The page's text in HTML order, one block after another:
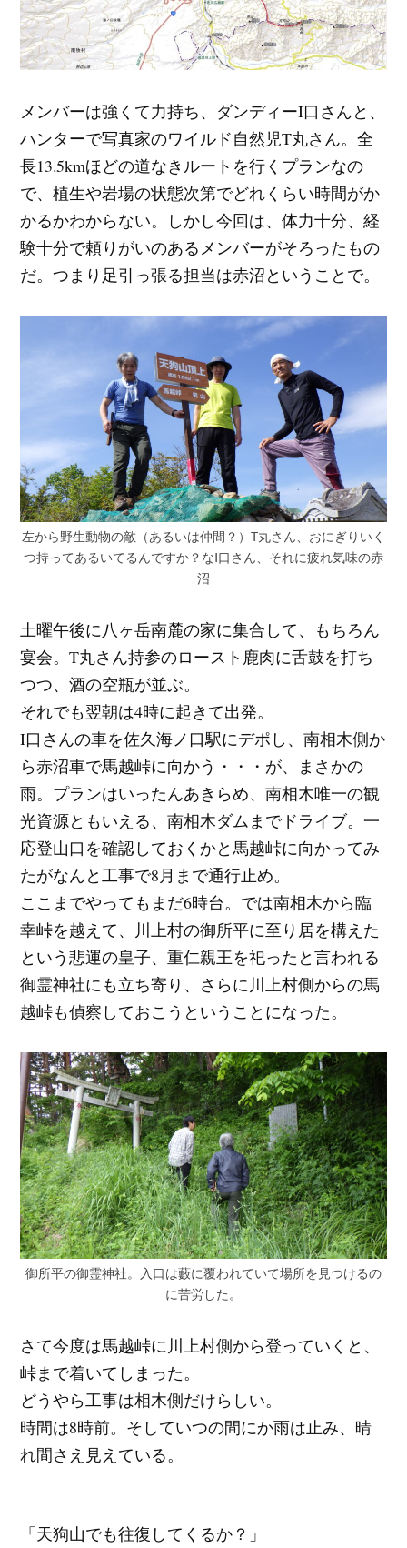
メンバーは強くて力持ち、ダンディーI口さんと、
ハンターで写真家のワイルド自然児T丸さん。全
長13.5kmほどの道なきルートを行くプランなの
で、植生や岩場の状態次第でどれくらい時間がか
かるかわからない。しかし今回は、体力十分、経
験十分で頼りがいのあるメンバーがそろったもの
だ。つまり足引っ張る担当は赤沼ということで。
左から野生動物の敵（あるいは仲間？）T丸さん、おにぎりいく
つ持ってあるいてるんですか？なI口さん、それに疲れ気味の赤
沼
土曜午後に八ヶ岳南麓の家に集合して、もちろん
宴会。T丸さん持参のロースト鹿肉に舌鼓を打ち
つつ、酒の空瓶が並ぶ。
それでも翌朝は4時に起きて出発。
I口さんの車を佐久海ノ口駅にデポし、南相木側か
ら赤沼車で馬越峠に向かう・・・が、まさかの
雨。プランはいったんあきらめ、南相木唯一の観
光資源ともいえる、南相木ダムまでドライブ。一
応登山口を確認しておくかと馬越峠に向かってみ
たがなんと工事で8月まで通行止め。
ここまでやってもまだ6時台。では南相木から臨
幸峠を越えて、川上村の御所平に至り居を構えた
という悲運の皇子、重仁親王を祀ったと言われる
御霊神社にも立ち寄り、さらに川上村側からの馬
越峠も偵察しておこうということになった。
御所平の御霊神社。入口は藪に覆われていて場所を見つけるの
に苦労した。
さて今度は馬越峠に川上村側から登っていくと、
峠まで着いてしまった。
どうやら工事は相木側だけらしい。
時間は8時前。そしていつの間にか雨は止み、晴
れ間さえ見えている。
「天狗山でも往復してくるか？」